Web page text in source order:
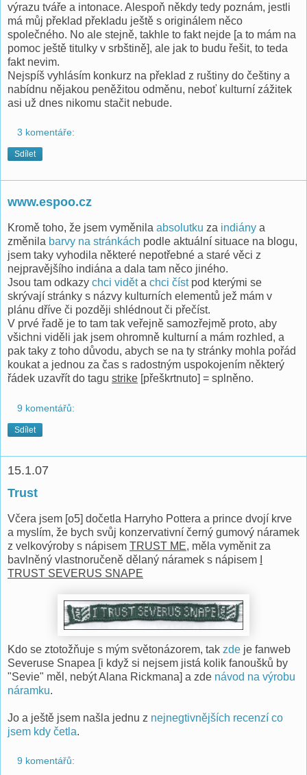
výrazu tváře a intonace. Alespoň někdy tedy poznám, jestli
má můj překlad překladu ještě s originálem něco
společného. No ale stejně, takhle to fakt nejde [a to mám na
pomoc ještě titulky v srbštině], ale jak to budu řešit, to teda
fakt nevim.
Nejspíš vyhlásím konkurz na překlad z ruštiny do češtiny a
nabídnu nějakou peněžitou odměnu, neboť kulturní zážitek
asi už dnes nikomu stačit nebude.
3 komentáře:
Sdílet
www.espoo.cz
Kromě toho, že jsem vyměnila absolutku za indiány a
změnila barvy na stránkách podle aktuální situace na blogu,
jsem taky vyhodila některé nepotřebné a staré věci z
nejpravějšího indiána a dala tam něco jiného.
Jsou tam odkazy chci viděta chci čístpod kterými se
skrývají stránky s názvy kulturních elementů jež mám v
plánu dříve či později shlédnout či přečíst.
V prvé řadě je to tam tak veřejně samozřejmě proto, aby
všichni viděli jak jsem ohromně kulturní a mám rozhled, a
pak taky z toho důvodu, abych se na ty stránky mohla pořád
koukat a jednou za čas s radostným uspokojením některý
řádek uzavřít do tagu strike [přeškrtnuto] = splněno.
9 komentářů:
Sdílet
15.1.07
Trust
Včera jsem [o5] dočetla Harryho Pottera a prince dvojí krve
a myslím, že bych svůj konzervativní černý gumový náramek
z velkovýroby s nápisem TRUST ME, měla vyměnit za
bavlněný vlastnoručeně dělaný náramek s nápisem
TRUST SEVERUS SNAPE
Kdo se ztotožňuje s mým světonázorem, tak zde je fanweb
Severuse Snapea [i když si nejsem jistá kolik fanoušků by
"Sevie" měl, nebýt Alana Rickmana] a zde návod na výrobu
náramku.
Jo a ještě jsem našla jednu z nejnegtivnějších recenzí co
jsem kdy četla.
9 komentářů: